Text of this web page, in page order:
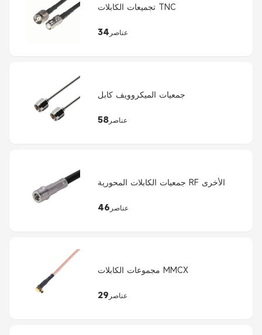
تجميعات الكابلات TNC
34 عناصر
جمعيات الميكروويف كابل
58 عناصر
جمعيات الكابلات المحورية RF الأخرى
46 عناصر
مجموعات الكابلات MMCX
29 عناصر